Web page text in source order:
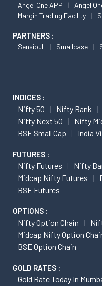
Angel One APP Angel
Margin Trading Facility
PARTNERS :
Sensibull Smallcase
INDICES :
Nifty 50 Nifty Bank
Nifty Next 50
Nifty
BSE Small Cap
India
FUTURES :
Nifty Futures
Nifty
Midcap Nifty Futures
BSE Futures
OPTIONS :
Nifty Option Chain
Midcap Nifty Option
BSE Option Chain
GOLD RATES :
Gold Rate Today In